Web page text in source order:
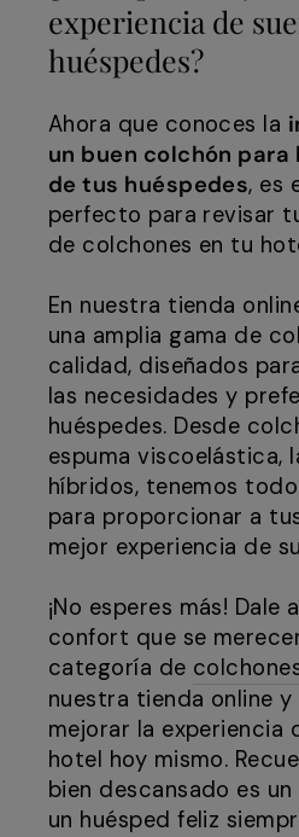
experiencia de
huéspedes?
Ahora que conoces la
un buen colchón
de tus huéspedes, es
perfecto para revisar
de colchones en tu
En nuestra tienda
una amplia gama de
calidad, diseñados
las necesidades y
huéspedes. Desde
espuma viscoelástica,
híbridos, tenemos
para proporcionar a
mejor experiencia de
¡No esperes más! Dale
confort que se
categoría de
nuestra tienda online y
mejorar la experiencia
hotel hoy mismo.
bien descansado es
un huésped feliz